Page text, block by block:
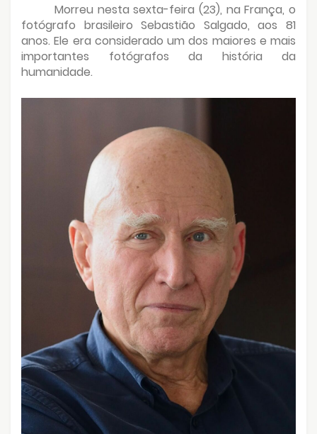
Morreu nesta sexta-feira (23), na França, o
fotógrafo brasileiro Sebastião Salgado, aos 81
anos. Ele era considerado um dos maiores e mais
importantes fotógrafos da história da
humanidade.